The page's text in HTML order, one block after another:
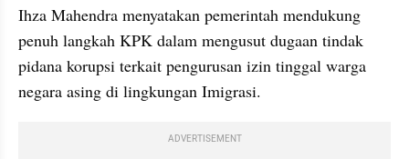
Ihza Mahendra menyatakan pemerintah mendukung
penuh langkah KPK dalam mengusut dugaan tindak
pidana korupsi terkait pengurusan izin tinggal warga
negara asing di lingkungan Imigrasi.
ADVERTISEMENT